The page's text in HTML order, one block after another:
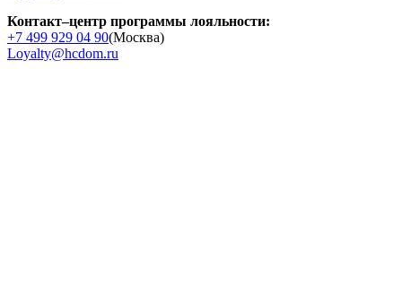
Контакт–центр программы лояльности:
+7 499 929 04 90(Москва)
Loyalty@hcdom.ru